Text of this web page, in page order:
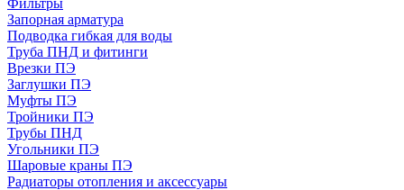
Фильтры
Запорная арматура
Подводка гибкая для воды
Труба ПНД и фитинги
Врезки ПЭ
Заглушки ПЭ
Муфты ПЭ
Тройники ПЭ
Трубы ПНД
Угольники ПЭ
Шаровые краны ПЭ
Радиаторы отопления и аксессуары